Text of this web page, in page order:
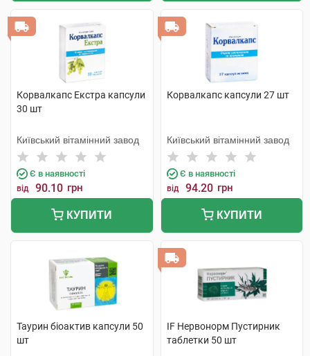
Корвалкапс Екстра капсули
30 шт
Київський вітамінний завод
Є в наявності
від 90.10 грн
КУПИТИ
Корвалкапс капсули 27 шт
Київський вітамінний завод
Є в наявності
від 94.20 грн
КУПИТИ
Таурин біоактив капсули 50
шт
IF Нервонорм Пустирник
таблетки 50 шт